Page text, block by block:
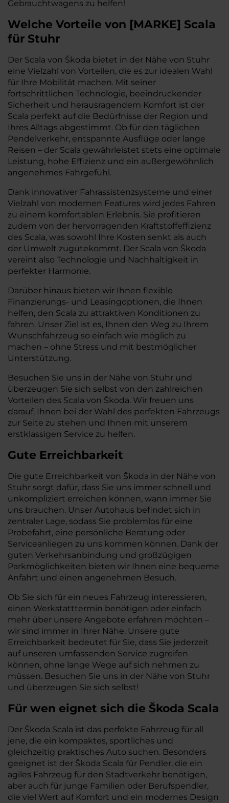
Gebrauchtwagens zu helfen!
Welche Vorteile von [MARKE] Scala
für Stuhr
Der Scala von Škoda bietet in der Nähe von Stuhr
eine Vielzahl von Vorteilen, die es zur idealen Wahl
für Ihre Mobilität machen. Mit seiner
fortschrittlichen Technologie, beeindruckender
Sicherheit und herausragendem Komfort ist der
Scala perfekt auf die Bedürfnisse der Region und
Ihres Alltags abgestimmt. Ob für den täglichen
Pendelverkehr, entspannte Ausflüge oder lange
Reisen – der Scala gewährleistet stets eine optimale
Leistung, hohe Effizienz und ein außergewöhnlich
angenehmes Fahrgefühl.
Dank innovativer Fahrassistenzsysteme und einer
Vielzahl von modernen Features wird jedes Fahren
zu einem komfortablen Erlebnis. Sie profitieren
zudem von der hervorragenden Kraftstoffeffizienz
des Scala, was sowohl Ihre Kosten senkt als auch
der Umwelt zugutekommt. Der Scala von Škoda
vereint also Technologie und Nachhaltigkeit in
perfekter Harmonie.
Darüber hinaus bieten wir Ihnen flexible
Finanzierungs- und Leasingoptionen, die Ihnen
helfen, den Scala zu attraktiven Konditionen zu
fahren. Unser Ziel ist es, Ihnen den Weg zu Ihrem
Wunschfahrzeug so einfach wie möglich zu
machen – ohne Stress und mit bestmöglicher
Unterstützung.
Besuchen Sie uns in der Nähe von Stuhr und
überzeugen Sie sich selbst von den zahlreichen
Vorteilen des Scala von Škoda. Wir freuen uns
darauf, Ihnen bei der Wahl des perfekten Fahrzeugs
zur Seite zu stehen und Ihnen mit unserem
erstklassigen Service zu helfen.
Gute Erreichbarkeit
Die gute Erreichbarkeit von Škoda in der Nähe von
Stuhr sorgt dafür, dass Sie uns immer schnell und
unkompliziert erreichen können, wann immer Sie
uns brauchen. Unser Autohaus befindet sich in
zentraler Lage, sodass Sie problemlos für eine
Probefahrt, eine persönliche Beratung oder
Serviceanliegen zu uns kommen können. Dank der
guten Verkehrsanbindung und großzügigen
Parkmöglichkeiten bieten wir Ihnen eine bequeme
Anfahrt und einen angenehmen Besuch.
Ob Sie sich für ein neues Fahrzeug interessieren,
einen Werkstatttermin benötigen oder einfach
mehr über unsere Angebote erfahren möchten –
wir sind immer in Ihrer Nähe. Unsere gute
Erreichbarkeit bedeutet für Sie, dass Sie jederzeit
auf unseren umfassenden Service zugreifen
können, ohne lange Wege auf sich nehmen zu
müssen. Besuchen Sie uns in der Nähe von Stuhr
und überzeugen Sie sich selbst!
Für wen eignet sich die Škoda Scala
Der Škoda Scala ist das perfekte Fahrzeug für all
jene, die ein kompaktes, sportliches und
gleichzeitig praktisches Auto suchen. Besonders
geeignet ist der Škoda Scala für Pendler, die ein
agiles Fahrzeug für den Stadtverkehr benötigen,
aber auch für junge Familien oder Berufspendler,
die viel Wert auf Komfort und ein modernes Design